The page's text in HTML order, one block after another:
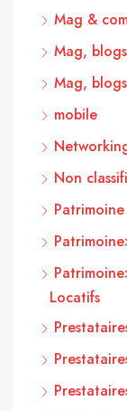
Mag &
Mag,
Mag,
mobile
Non
Patrimoine
Locatifs